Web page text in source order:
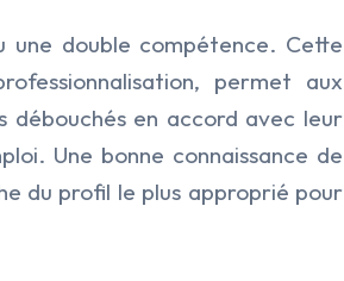
une double compétence. Cette
permet aux
débouchés en accord avec leur
Une bonne connaissance de
du profil le plus approprié pour